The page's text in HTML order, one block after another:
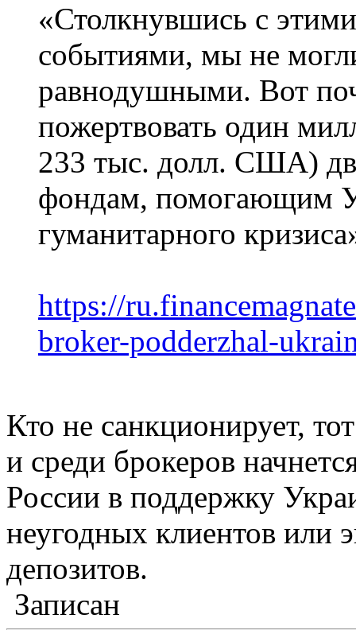
«Столкнувшись с
событиями, мы не
равнодушными. Вот
пожертвовать один
233 тыс. долл. США)
фондам, помогающим
гуманитарного
https://
broker-podderzhal-
Кто не санкционирует,
и среди брокеров
России в поддержку
неугодных клиентов или
депозитов.
Записан